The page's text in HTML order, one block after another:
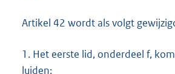
Artikel 42 wordt als volgt
1. Het eerste lid, onderdeel f,
luiden: